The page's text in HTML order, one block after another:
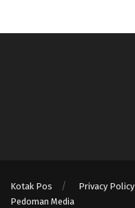
Kotak Pos Privacy Policy
Pedoman Media